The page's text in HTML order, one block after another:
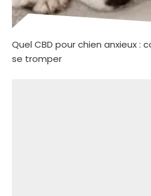
Quel CBD pour chien anxieux :
se tromper